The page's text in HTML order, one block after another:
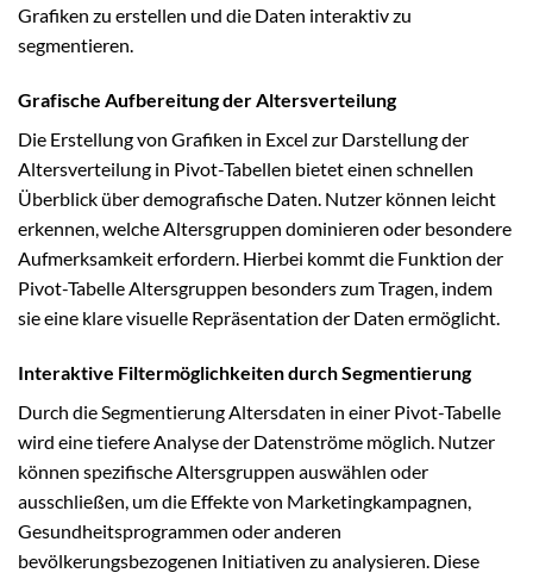
Grafiken zu erstellen und die Daten interaktiv zu
segmentieren.
Grafische Aufbereitung der Altersverteilung
Die Erstellung von Grafiken in Excel zur Darstellung der
Altersverteilung in Pivot-Tabellen bietet einen schnellen
Überblick über demografische Daten. Nutzer können leicht
erkennen, welche Altersgruppen dominieren oder besondere
Aufmerksamkeit erfordern. Hierbei kommt die Funktion der
Pivot-Tabelle Altersgruppen besonders zum Tragen, indem
sie eine klare visuelle Repräsentation der Daten ermöglicht.
Interaktive Filtermöglichkeiten durch Segmentierung
Durch die Segmentierung Altersdaten in einer Pivot-Tabelle
wird eine tiefere Analyse der Datenströme möglich. Nutzer
können spezifische Altersgruppen auswählen oder
ausschließen, um die Effekte von Marketingkampagnen,
Gesundheitsprogrammen oder anderen
bevölkerungsbezogenen Initiativen zu analysieren. Diese